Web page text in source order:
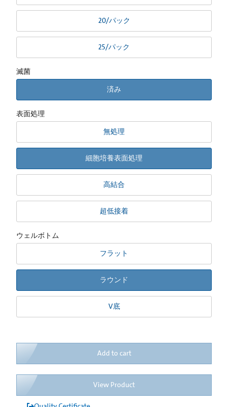
20/パック
25/パック
滅菌
済み
表面処理
無処理
細胞培養表面処理
高結合
超低接着
ウェルボトム
フラット
ラウンド
V底
Add to cart
View Product